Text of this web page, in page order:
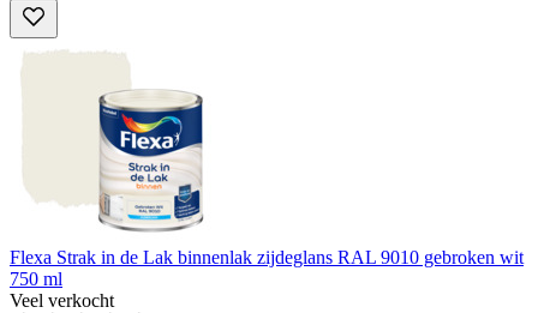
Flexa Strak in de Lak binnenlak zijdeglans RAL 9010 gebroken wit
750 ml
Veel verkocht